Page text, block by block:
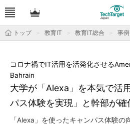
トップ 教育IT 教育IT総合 事例
大学が「Alexa」を本気で
パス体験を実現」と幹部が確
コロナ禍でIT活用を活発化させる
Bahrain
「Alexa」を使ったキャンパス体験